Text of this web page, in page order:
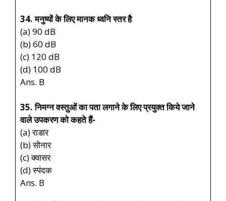
34. मनुष्यों के लिए मानक ध्वनि स्तर है
(a) 90 dB
(b) 60 dB
(c) 120 dB
(d) 100 dB
Ans. B
35. निमग्न वस्तुओं का पता लगाने के लिए प्रयुक्त किये जाने
वाले उपकरण को कहते हैं-
(a) राडार
(b) सोनार
(c) क्वासर
(d) स्पंदक
Ans. B